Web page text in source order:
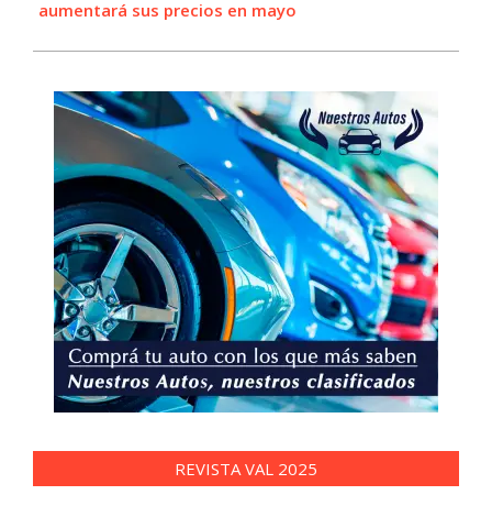
aumentará sus precios en mayo
REVISTA VAL 2025